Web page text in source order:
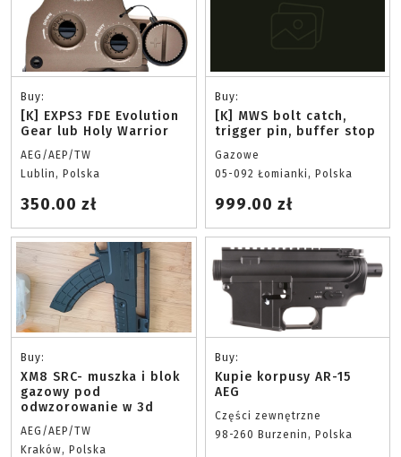
Buy:
[K] EXPS3 FDE Evolution
Gear lub Holy Warrior
AEG/AEP/TW
Lublin, Polska
350.00 zł
Buy:
[K] MWS bolt catch,
trigger pin, buffer stop
Gazowe
05-092 Łomianki, Polska
999.00 zł
Buy:
XM8 SRC- muszka i blok
gazowy pod
odwzorowanie w 3d
AEG/AEP/TW
Kraków, Polska
Buy:
Kupie korpusy AR-15
AEG
Części zewnętrzne
98-260 Burzenin, Polska